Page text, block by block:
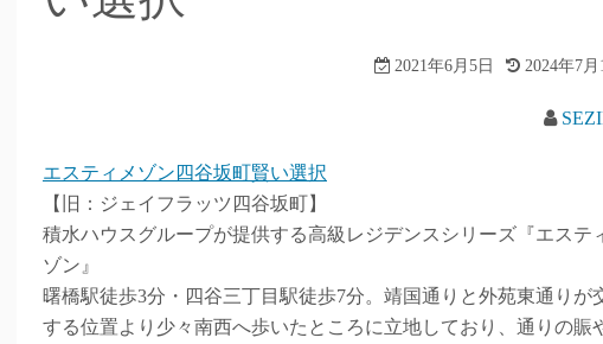
2021年6月5日 2024年7月
エスティメゾン四谷坂町賢い選択
【旧：ジェイフラッツ四谷坂町】
積水ハウスグループが提供する高級レジデンスシリーズ『エステ
ゾン』
曙橋駅徒歩3分・四谷三丁目駅徒歩7分。靖国通りと外苑東通りが
する位置より少々南西へ歩いたところに立地しており、通りの賑